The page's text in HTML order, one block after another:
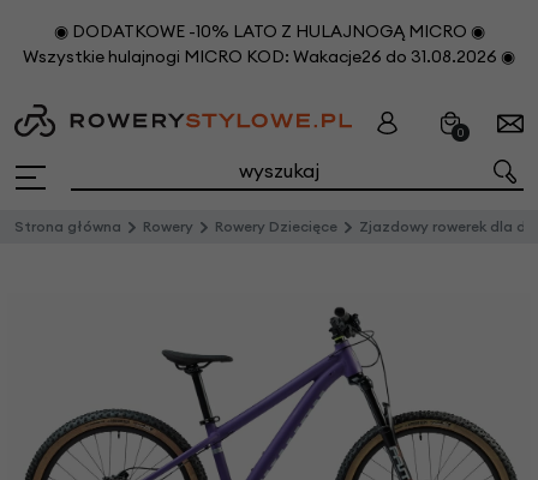
◉ DODATKOWE -10% LATO Z HULAJNOGĄ MICRO ◉
Wszystkie hulajnogi MICRO KOD: Wakacje26 do 31.08.2026 ◉
0
Strona główna Rowery Rowery Dziecięce Zjazdowy rowerek dla dzieci Early Rider Hellion 24